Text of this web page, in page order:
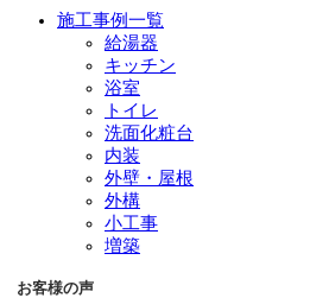
施工事例一覧
給湯器
キッチン
浴室
トイレ
洗面化粧台
内装
外壁・屋根
外構
小工事
増築
お客様の声